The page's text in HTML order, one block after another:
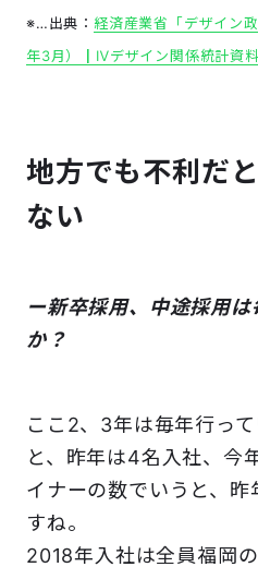
※…出典： 経済産業省「デザイン
年3月）┃Ⅳデザイン関係統計資料
地方でも不利だ
ない
ー新卒採用、中途採用
か？
ここ2、3年は毎年行っ
と、昨年は4名入社、今
イナーの数でいうと、
すね。
2018年入社は全員福岡